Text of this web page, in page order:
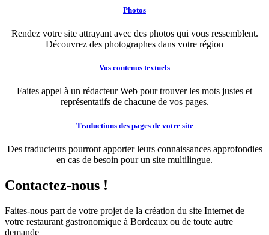
Photos
Rendez votre site attrayant avec des photos qui vous ressemblent.
Découvrez des photographes dans votre région
Vos contenus textuels
Faites appel à un rédacteur Web pour trouver les mots justes et
représentatifs de chacune de vos pages.
Traductions des pages de votre site
Des traducteurs pourront apporter leurs connaissances approfondies
en cas de besoin pour un site multilingue.
Contactez-nous !
Faites-nous part de votre projet de la création du site Internet de
votre restaurant gastronomique à Bordeaux ou de toute autre
demande